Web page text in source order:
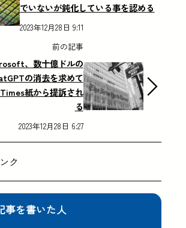
でいないが鈍化している事を認める
2023年12月28日 9:11
前の記事
、数十億ドルの
の消去を求めて
紙から提訴され
る
2023年12月28日 6:27
ク
事を書いた人